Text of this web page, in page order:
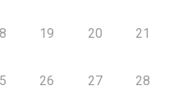
19 20 21
26 27 28